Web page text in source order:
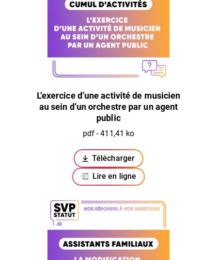
L’exercice d’une activité de musicien
au sein d’un orchestre par un agent
public
pdf - 411,41 ko
Télécharger
(ouverture dans un nouvel
Lire en ligne